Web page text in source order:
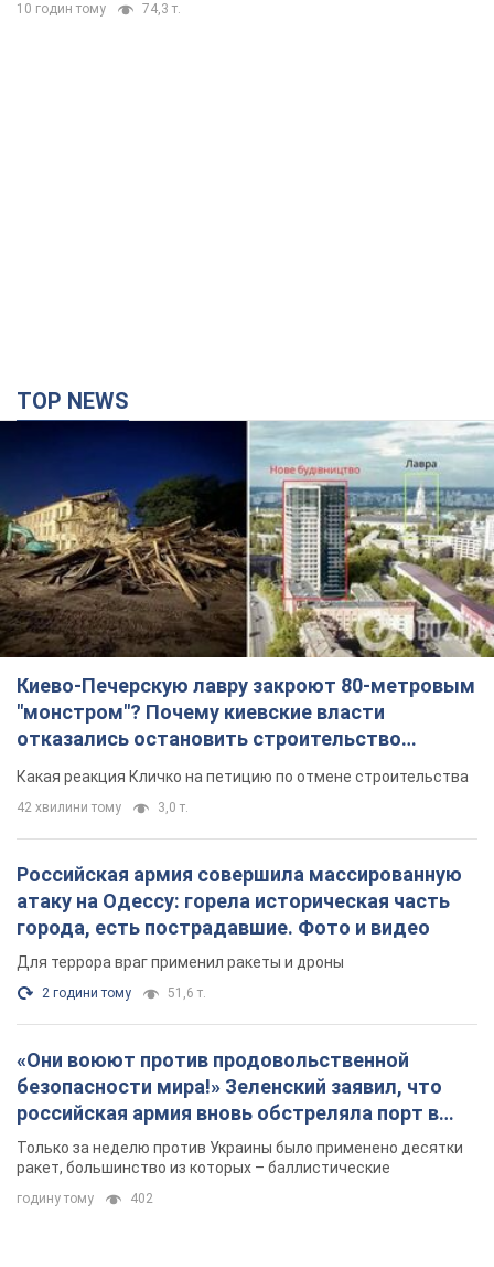
10 годин тому 74,3 т.
TOP NEWS
Киево-Печерскую лавру закроют 80-метровым
"монстром"? Почему киевские власти
отказались остановить строительство
небоскреба "московского верующего"
Какая реакция Кличко на петицию по отмене строительства
42 хвилини тому 3,0 т.
Российская армия совершила массированную
атаку на Одессу: горела историческая часть
города, есть пострадавшие. Фото и видео
Для террора враг применил ракеты и дроны
2 години тому 51,6 т.
«Они воюют против продовольственной
безопасности мира!» Зеленский заявил, что
российская армия вновь обстреляла порт в
Одессе
Только за неделю против Украины было применено десятки
ракет, большинство из которых – баллистические
годину тому 402